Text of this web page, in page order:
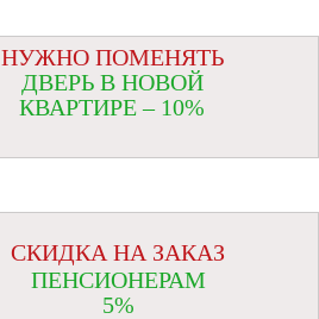
НУЖНО ПОМЕНЯТЬ
ДВЕРЬ В НОВОЙ
КВАРТИРЕ – 10%
СКИДКА НА ЗАКАЗ
ПЕНСИОНЕРАМ
5%